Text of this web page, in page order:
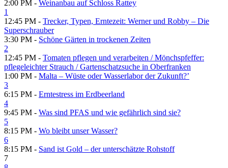
2:00 PM - Weinanbau auf Schloss Rattey
1
12:45 PM - Trecker, Typen, Erntezeit: Werner und Robby – Die
Superschrauber
3:30 PM - Schöne Gärten in trockenen Zeiten
2
12:45 PM - Tomaten pflegen und verarbeiten /​ Mönchspfeffer:
pflegeleichter Strauch /​ Gartenschatzsuche in Oberfranken
1:00 PM - Malta – Wüste oder Wasserlabor der Zukunft?’
3
6:15 PM - Erntestress im Erdbeerland
4
9:45 PM - Was sind PFAS und wie gefährlich sind sie?
5
8:15 PM - Wo bleibt unser Wasser?
6
8:15 PM - Sand ist Gold – der unterschätzte Rohstoff
7